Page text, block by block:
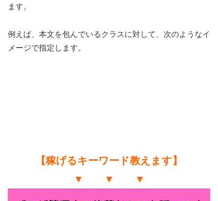
ます。
例えば、本文を包んでいるクラスに対して、次のようなイ
メージで指定します。
【稼げるキーワード教えます】
▼ ▼ ▼